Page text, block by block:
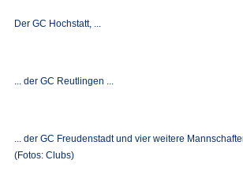
Der GC Hochstatt, ...
... der GC Reutlingen ...
... der GC Freudenstadt und vier weitere
(Fotos: Clubs)